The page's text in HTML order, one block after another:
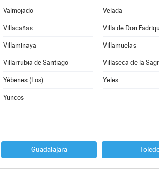
Valmojado Velada
Villacañas Villa de Don
Villaminaya Villamuelas
Villarrubia de Santiago Villaseca de la
Yébenes (Los) Yeles
Yuncos
Guadalajara